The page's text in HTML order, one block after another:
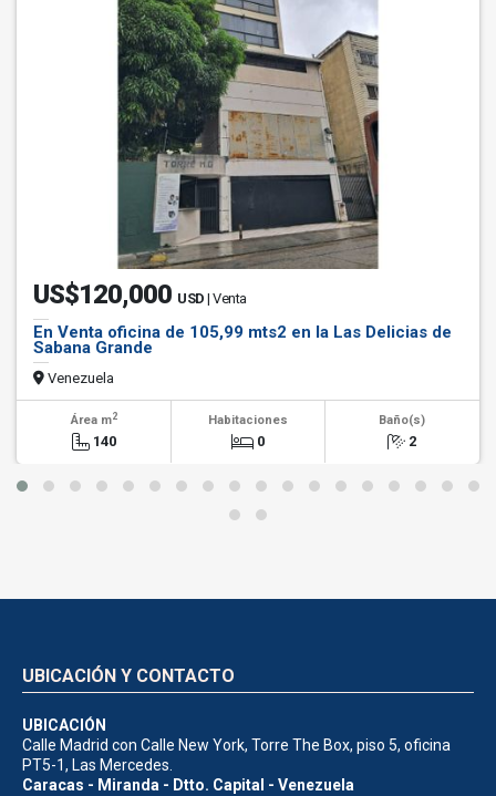
US$120,000 USD | Venta
En Venta oficina de 105,99 mts2 en la Las Delicias de
Sabana Grande
Venezuela
Área m2
140
Habitaciones
0
Baño(s)
2
UBICACIÓN Y CONTACTO
UBICACIÓN
Calle Madrid con Calle New York, Torre The Box, piso 5, oficina
PT5-1, Las Mercedes.
Caracas - Miranda - Dtto. Capital - Venezuela